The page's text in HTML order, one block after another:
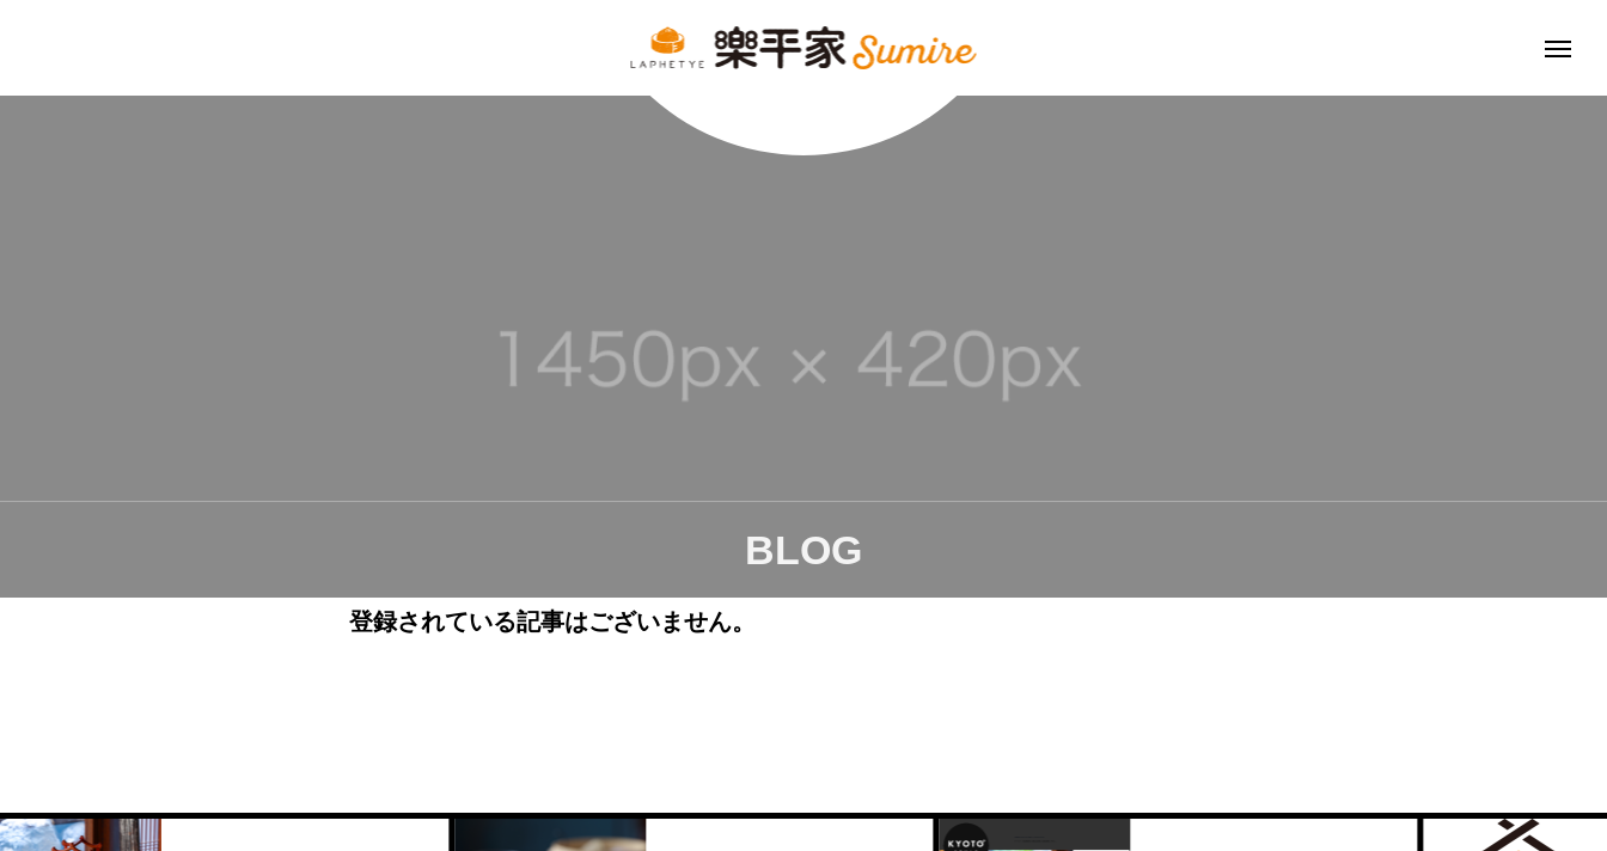
BLOG
登録されている記事はございません。